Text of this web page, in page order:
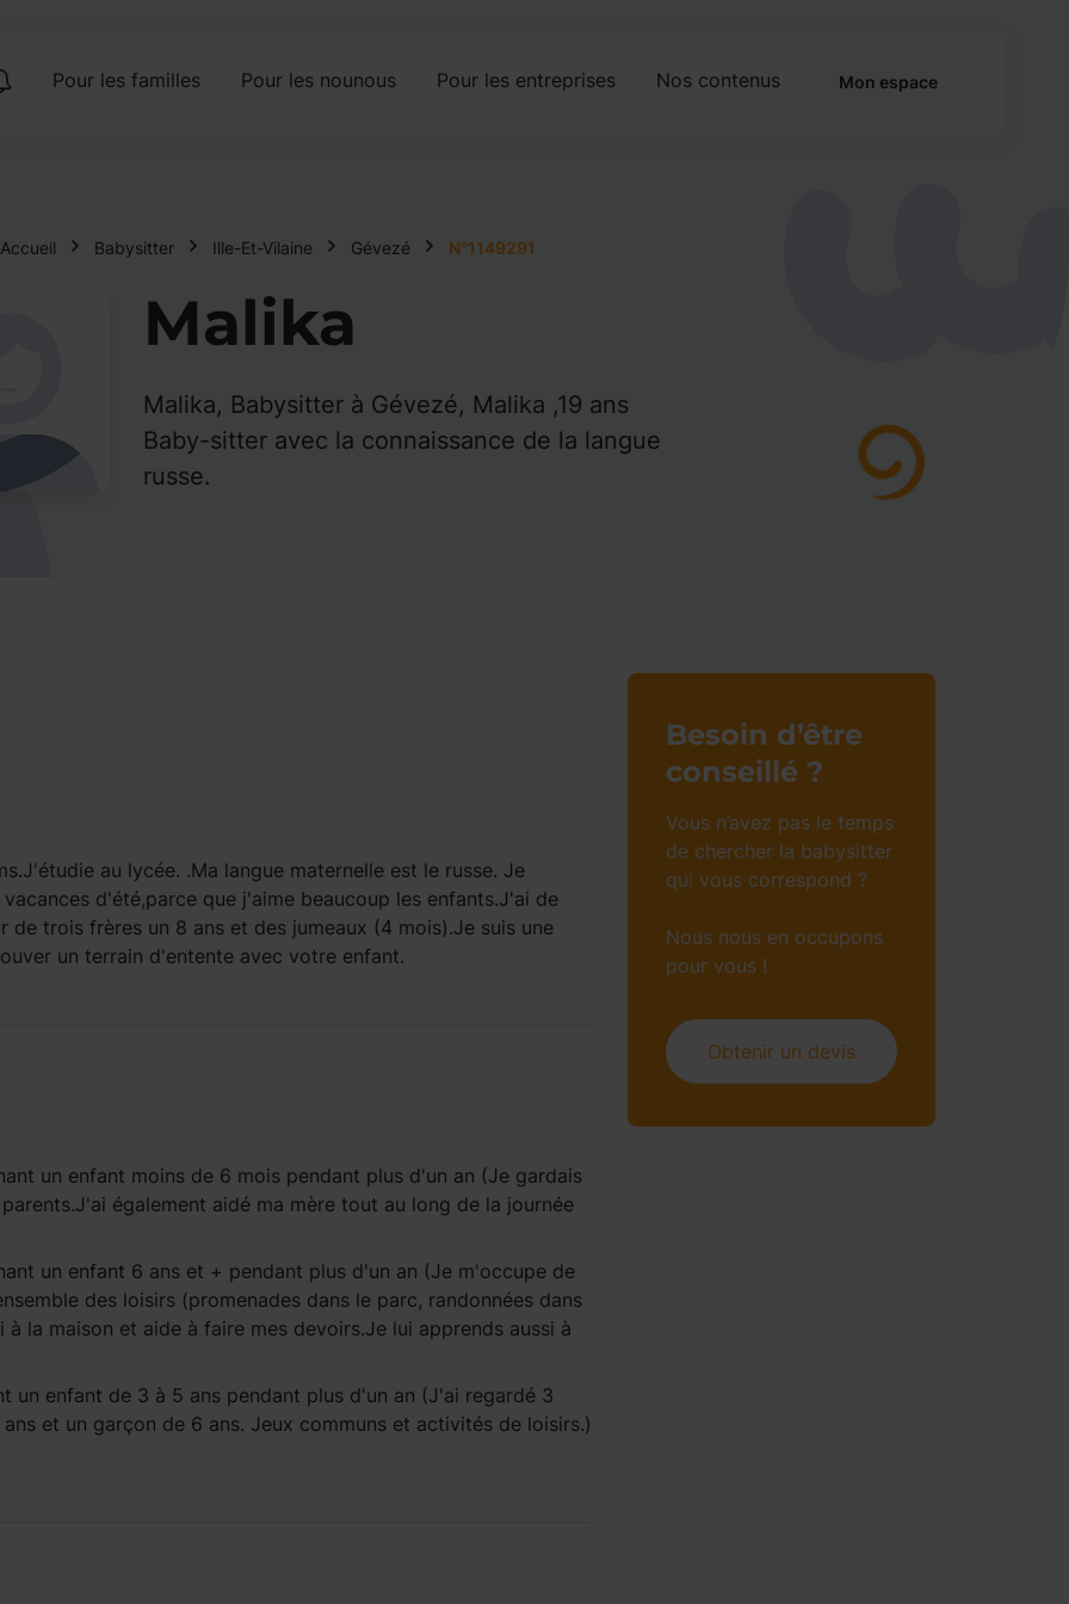
Pour les familles Pour les nounous Pour les entreprises Nos contenus Mon espace
Accueil Babysitter Ille-Et-Vilaine Gévezé N°1149291
Malika
Malika, Babysitter à Gévezé, Malika ,19 ans
Baby-sitter avec la connaissance de la langue
russe.
au lycée. .Ma langue maternelle est le russe. Je
d'été,parce que j'aime beaucoup les enfants.J'ai de
trois frères un 8 ans et des jumeaux (4 mois).Je suis une
un terrain d'entente avec votre enfant.
un enfant moins de 6 moispendant plus d'un an (Je gardais
également aidé ma mère tout au long de la journée
un enfant 6 ans et + pendant plus d'un an (Je m'occupe de
des loisirs (promenades dans le parc, randonnées dans
la maison et aide à faire mes devoirs.Je lui apprends aussi à
un enfant de 3 à 5 anspendant plus d'un an (J'ai regardé 3
et un garçon de 6 ans. Jeux communs et activités de loisirs.)
Besoin d’être
conseillé ?
Vous n’avez pas le temps
de chercher la babysitter
qui vous correspond ?
Nous nous en occupons
pour vous !
Obtenir un devis